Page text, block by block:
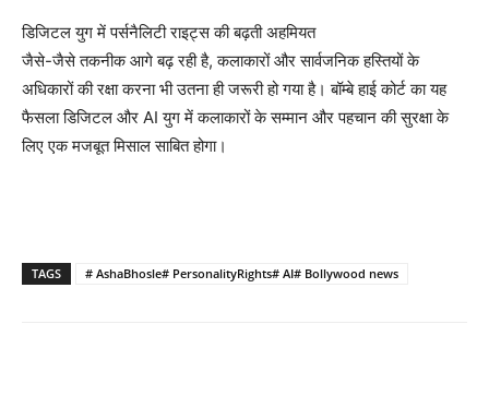
डिजिटल युग में पर्सनैलिटी राइट्स की बढ़ती अहमियत
जैसे-जैसे तकनीक आगे बढ़ रही है, कलाकारों और सार्वजनिक हस्तियों के
अधिकारों की रक्षा करना भी उतना ही जरूरी हो गया है। बॉम्बे हाई कोर्ट का यह
फैसला डिजिटल और AI युग में कलाकारों के सम्मान और पहचान की सुरक्षा के
लिए एक मजबूत मिसाल साबित होगा।
TAGS # AshaBhosle# PersonalityRights# AI# Bollywood news